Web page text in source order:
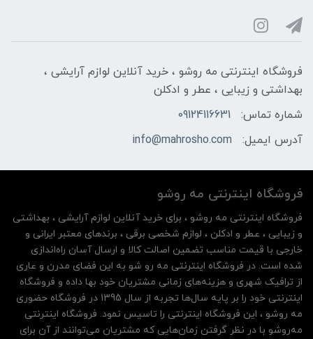
فروشگاه اینترنتی مه‌ رو‌شو ، خرید آنلاین لوازم آرایشی ،
بهداشتی و زیبایی ، عطر و ادکلن
شماره تماس:
09124116631
آدرس ایمیل:
info@mahrosho.com
فروشگاه اینترنتی مه‌ رو‌شو
فروشگاه اینترنتی مه‌ رو‌شو ، برای خرید آنلاین لوازم آرایشی ، بهداشتی
و زیبایی ، عطر و ادکلن ، لوازم شخصی برقی ، برندهای معتبر ایرانی و
خارجی با قیمت مناسب تضمین اصالت کالا و ارسال آسان راه‌اندازی
شده است. در فروشگاه اینترنتی مه رو شو به این فضای مدرن و عاری
از ترافیک شهری و هزینه‌های زمانی مشتریان خود بها داده و فروشگاه
اینترنتی خود را بر پایه سال‌ها تجربه از سال 1395 در فروشگاه حضوری
مه روشو ، این فروشگاه اینترنتی را تاسیس نمود. فروشگاه اینترنتی
مه‌رو‌شو با در نظر گرفتن زمان‌هایی که مشتریان می‌توانند از آن‌ برای